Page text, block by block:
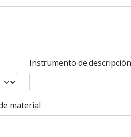
Instrumento de descripción
material